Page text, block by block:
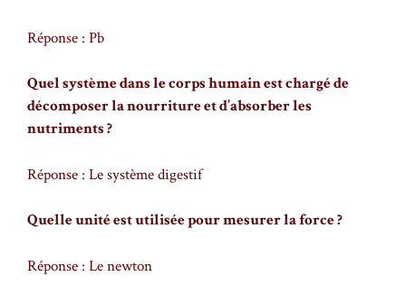
Réponse : Pb
Quel système dans le corps humain est chargé de
décomposer la nourriture et d’absorber les
nutriments ?
Réponse : Le système digestif
Quelle unité est utilisée pour mesurer la force ?
Réponse : Le newton